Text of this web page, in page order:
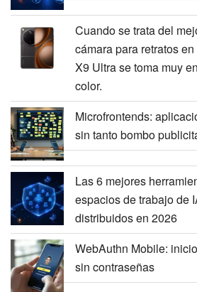
Cuando se trata del
cámara para retratos
X9 Ultra se toma muy
color.
Microfrontends:
sin tanto bombo
Las 6 mejores
espacios de trabajo de
distribuidos en 2026
WebAuthn Mobile:
sin contraseñas